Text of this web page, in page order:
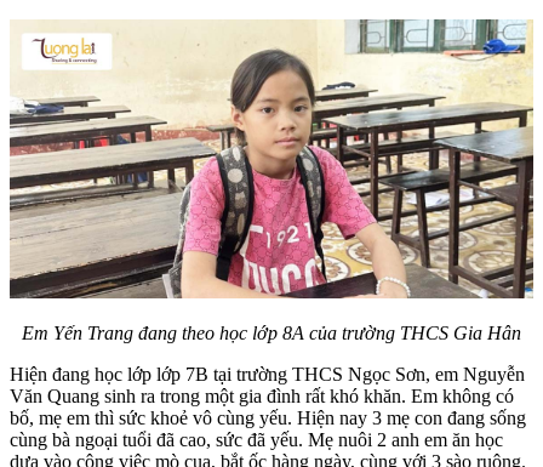
Em Yến Trang đang theo học lớp 8A của trường THCS Gia Hân
Hiện đang học lớp lớp 7B tại trường THCS Ngọc Sơn, em Nguyễn
Văn Quang sinh ra trong một gia đình rất khó khăn. Em không có
bố, mẹ em thì sức khoẻ vô cùng yếu. Hiện nay 3 mẹ con đang sống
cùng bà ngoại tuổi đã cao, sức đã yếu. Mẹ nuôi 2 anh em ăn học
dựa vào công việc mò cua, bắt ốc hàng ngày, cùng với 3 sào ruộng.